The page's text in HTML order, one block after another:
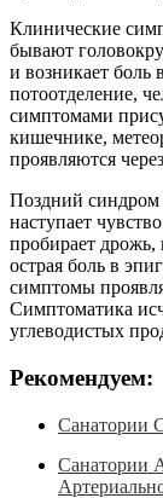
Клинические
бывают
и возникает боль
потоотделение,
симптомами
кишечнике,
проявляются
Поздний синдром
наступает
пробирает
острая боль в
симптомы
Симптоматика
углеводистых
Рекомендуем:
Санатории
Санатории